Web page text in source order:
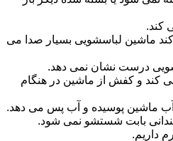
کند.
ماشین لباسشویی بسیار صدا می
درست نشان نمی دهد.
کند و کفش از ماشین در هنگام
ماشین پوسیده و آب پس می دهد.
چندانی بابت شستشو نمی شود.
داریم.